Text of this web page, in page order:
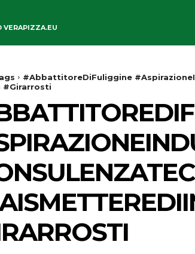
VERAPIZZA.EU
#AbbattitoreDiFuliggine
#Girarrosti